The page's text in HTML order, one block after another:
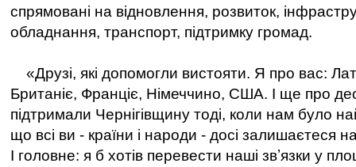
спрямовані на відновлення, розвиток,
обладнання, транспорт, підтримку громад.
«Друзі, які допомогли вистояти. Я про вас:
Британіє, Франціє, Німеччино, США. І ще про
підтримали Чернігівщину тоді, коли нам було
що всі ви - країни і народи - досі залишаєтеся
І головне: я б хотів перевести наші звʼязки у